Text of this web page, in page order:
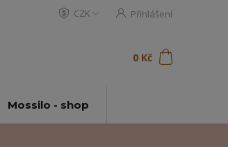
CZK Přihlášení
0 Kč
Mossilo - shop